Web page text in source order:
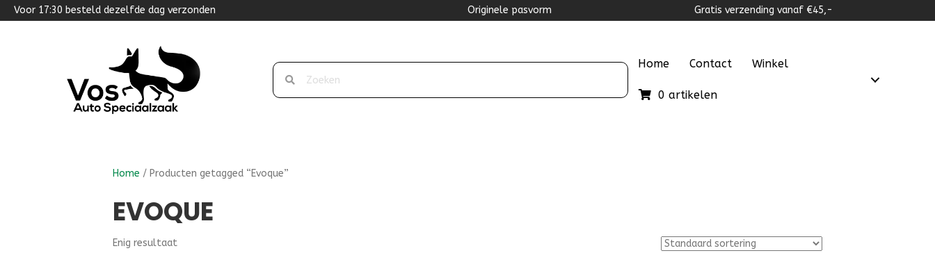
Voor 17:30 besteld dezelfde dag verzonden Originele pasvorm Gratis verzending vanaf €45,-
Home Contact Winkel
0 artikelen
Home / Producten getagged “Evoque”
EVOQUE
Enig resultaat